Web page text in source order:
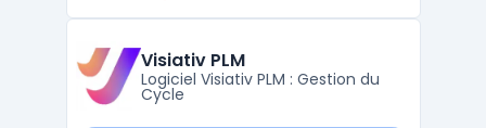
systèmes vieillissants rencontrent des
processus fragmenté ...
Visiativ PLM
Logiciel Visiativ PLM : Gestion du
Cycle